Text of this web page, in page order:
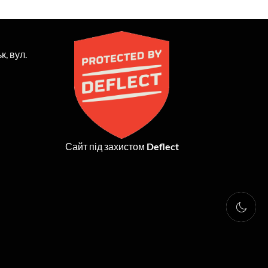
вул.
Сайт під захистом Deflect